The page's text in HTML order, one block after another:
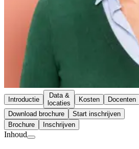
Introductie
Data &
locaties
Kosten Docenten
Download brochure
Start inschrijven
Brochure
Inschrijven
Inhoud